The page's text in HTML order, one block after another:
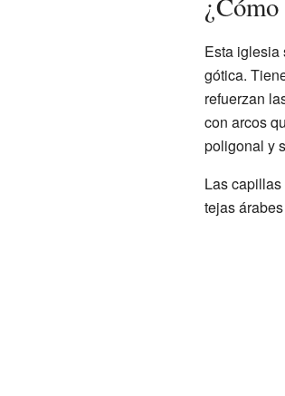
Esta iglesia
gótica.
refuerzan
con arcos
poligonal y
Las
tejas